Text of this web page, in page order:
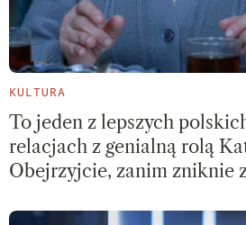
KULTURA
To jeden z lepszych
relacjach z genialną rolą
Obejrzyjcie, zanim zniknie